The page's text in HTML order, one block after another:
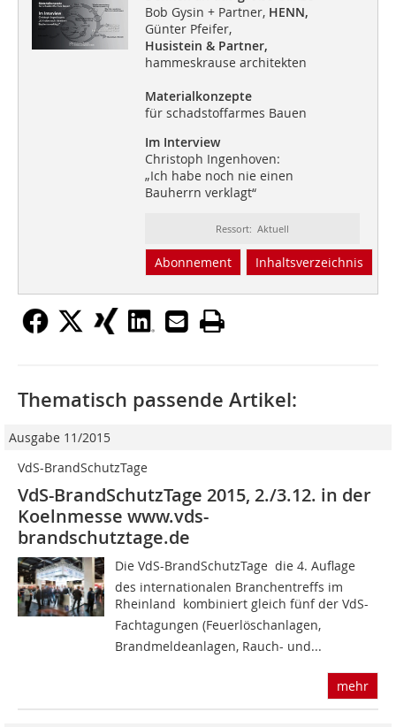
Bob Gysin + Partner, HENN,
Günter Pfeifer,
Husistein & Partner,
hammeskrause architekten
Materialkonzepte
für schadstoffarmes Bauen
Im Interview
Christoph Ingenhoven:
„Ich habe noch nie einen
Bauherrn verklagt“
Ressort: Aktuell
Abonnement Inhaltsverzeichnis
Thematisch passende Artikel:
Ausgabe 11/2015
VdS-BrandSchutzTage
VdS-BrandSchutzTage 2015, 2./3.12. in der
Koelnmesse www.vds-
brandschutztage.de
Die VdS-BrandSchutzTage  die 4. Auflage
des internationalen Branchentreffs im
Rheinland  kombiniert gleich fünf der VdS-
Fachtagungen (Feuerlöschanlagen,
Brandmeldeanlagen, Rauch- und...
mehr